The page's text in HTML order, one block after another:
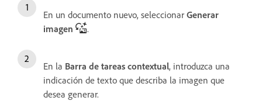
En un documento nuevo, seleccionar Generar
imagen
.
En la Barra de tareas contextual, introduzca una
indicación de texto que describa la imagen que
desea generar.